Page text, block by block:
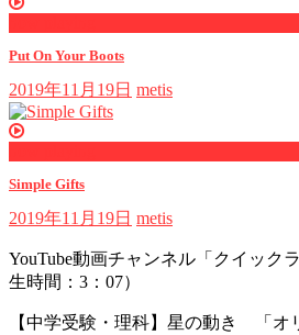
Put On Your Boots
2019年11月19日 metis
Simple Gifts
2019年11月19日 metis
YouTube動画チャンネル「 クイック
生時間：3：07）
【中学受験・理科】星の動き 「オ